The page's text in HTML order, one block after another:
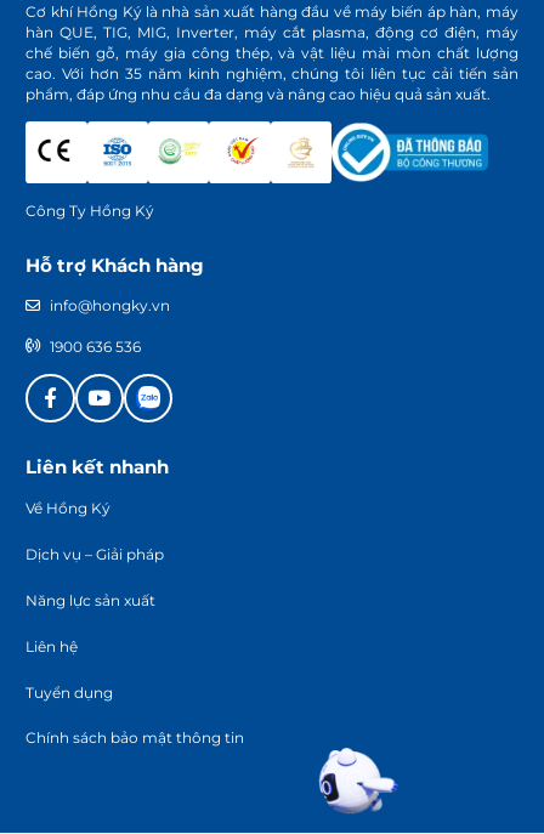
Cơ khí Hồng Ký là nhà sản xuất hàng đầu về máy biến áp hàn, máy
hàn QUE, TIG, MIG, Inverter, máy cắt plasma, động cơ điện, máy
chế biến gỗ, máy gia công thép, và vật liệu mài mòn chất lượng
cao. Với hơn 35 năm kinh nghiệm, chúng tôi liên tục cải tiến sản
phẩm, đáp ứng nhu cầu đa dạng và nâng cao hiệu quả sản xuất.
Công Ty Hồng Ký
Hỗ trợ Khách hàng
info@hongky.vn
1900 636 536
Liên kết nhanh
Về Hồng Ký
Dịch vụ – Giải pháp
Năng lực sản xuất
Liên hệ
Tuyển dụng
Chính sách bảo mật thông tin